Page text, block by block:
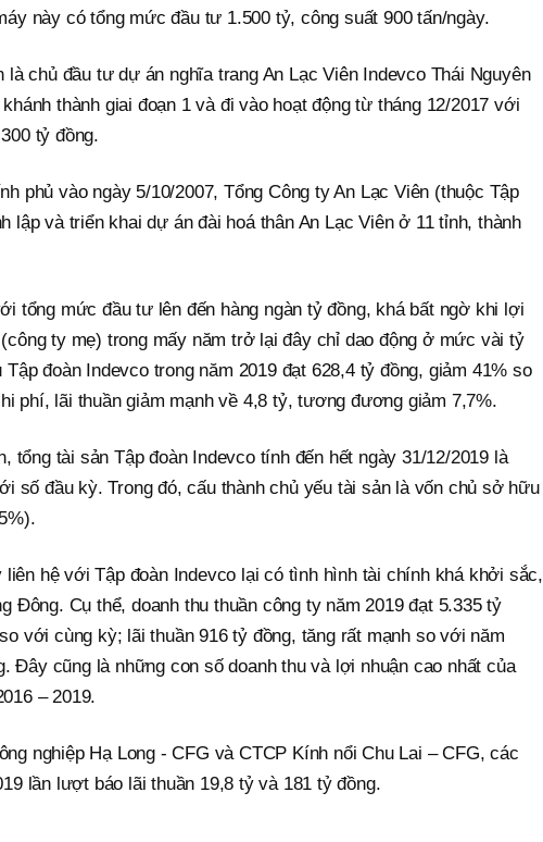
này có tổng mức đầu tư 1.500 tỷ, công suất 900 tấn/ngày.
là chủ đầu tư dự án nghĩa trang An Lạc Viên Indevco Thái Nguyên
thành giai đoạn 1 và đi vào hoạt động từ tháng 12/2017 với
tỷ đồng.
phủ vào ngày 5/10/2007, Tổng Công ty An Lạc Viên (thuộc Tập
lập và triển khai dự án đài hoá thân An Lạc Viên ở 11 tỉnh, thành
tổng mức đầu tư lên đến hàng ngàn tỷ đồng, khá bất ngờ khi lợi
ty mẹ) trong mấy năm trở lại đây chỉ dao động ở mức vài tỷ
Tập đoàn Indevco trong năm 2019 đạt 628,4 tỷ đồng, giảm 41% so
phí, lãi thuần giảm mạnh về 4,8 tỷ, tương đương giảm 7,7%.
tổng tài sản Tập đoàn Indevco tính đến hết ngày 31/12/2019 là
số đầu kỳ. Trong đó, cấu thành chủ yếu tài sản là vốn chủ sở hữu
liên hệ với Tập đoàn Indevco lại có tình hình tài chính khá khởi sắc,
Đông. Cụ thể, doanh thu thuần công ty năm 2019 đạt 5.335 tỷ
với cùng kỳ; lãi thuần 916 tỷ đồng, tăng rất mạnh so với năm
Đây cũng là những con số doanh thu và lợi nhuận cao nhất của
– 2019.
nghiệp Hạ Long - CFG và CTCP Kính nổi Chu Lai – CFG, các
lần lượt báo lãi thuần 19,8 tỷ và 181 tỷ đồng.